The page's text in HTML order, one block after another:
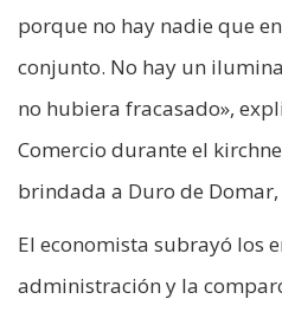
porque no hay nadie que
conjunto. No hay un
no hubiera fracasado»,
Comercio durante el
brindada a Duro de Domar,
El economista subrayó los
administración y la